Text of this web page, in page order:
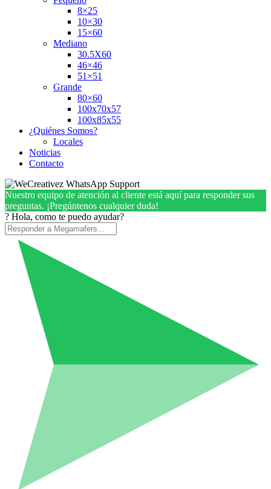
8×25
10×30
15×60
Mediano
30.5X60
46×46
51×51
Grande
80×60
100x70x57
100x85x55
¿Quiénes Somos?
Locales
Noticias
Contacto
Nuestro equipo de atención al cliente está aquí para responder sus
preguntas. ¡Pregúntenos cualquier duda!
? Hola, como te puedo ayudar?